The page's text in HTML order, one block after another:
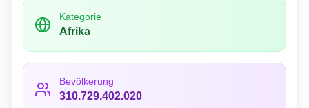
Kategorie
Afrika
Bevölkerung
310.729.402.020